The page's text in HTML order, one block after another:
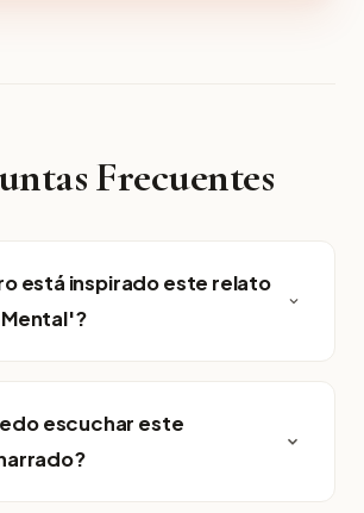
Frecuentes
está inspirado este relato
escuchar este